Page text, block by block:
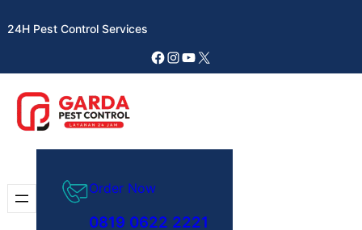
ke24H Pest Control Services
Facebook
Instagram
YouTube
X
Order Now
0819 0622 2221